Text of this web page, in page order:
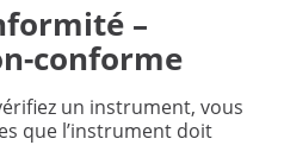
–
conforme
un instrument, vous
que l’instrument doit